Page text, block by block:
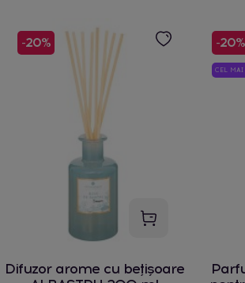
-20%
Difuzor arome cu bețișoare
-20%
CEL MAI